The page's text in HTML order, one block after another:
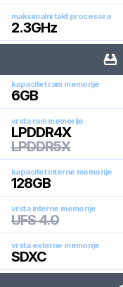
maksimalni takt procesora
2.3GHz
kapacitet ram memorije
6GB
vrsta ram memorije
LPDDR4X
LPDDR5X
kapacitet interne memorije
128GB
vrsta interne memorije
UFS 4.0
vrsta externe memorije
SDXC